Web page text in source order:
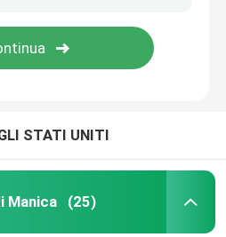
STATI UNITI
Manica (25)